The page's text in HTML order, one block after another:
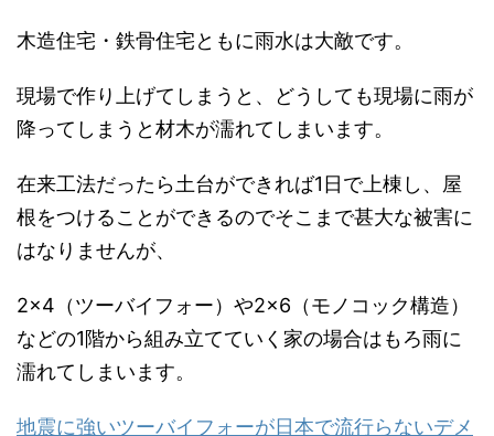
木造住宅・鉄骨住宅ともに雨水は大敵です。
現場で作り上げてしまうと、どうしても現場に雨が
降ってしまうと材木が濡れてしまいます。
在来工法だったら土台ができれば1日で上棟し、屋
根をつけることができるのでそこまで甚大な被害に
はなりませんが、
2×4（ツーバイフォー）や2×6（モノコック構造）
などの1階から組み立てていく家の場合はもろ雨に
濡れてしまいます。
地震に強いツーバイフォーが日本で流行らないデメ